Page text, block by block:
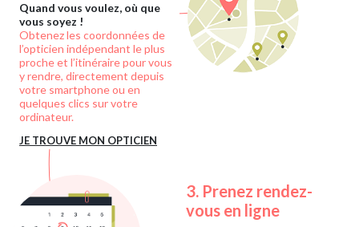
Quand vous voulez, où que
vous soyez !
Obtenez les coordonnées de
l’opticien indépendant le plus
proche et l’itinéraire pour vous
y rendre, directement depuis
votre smartphone ou en
quelques clics sur votre
ordinateur.
JE TROUVE MON OPTICIEN
3. Prenez rendez-
vous en ligne